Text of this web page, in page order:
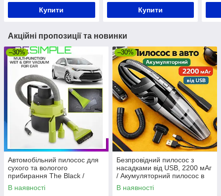
Купити Купити
Акційні пропозиції та новинки
–30%
Автомобільний пилосос для
сухого та вологого
прибирання The Black /
Автопилосос/Пилосос для
авто
В наявності
–30%
Безпровідний пилосос з
насадками від USB, 2200 мАг
/ Акумуляторний пилосос в
авто / Портативний пилосос /
Автомобільний пилосос
В наявності